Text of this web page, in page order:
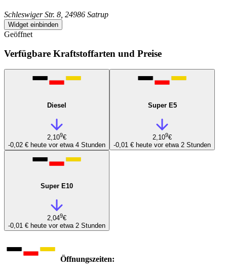
Schleswiger Str. 8, 24986 Satrup
Widget einbinden
Geöffnet
Verfügbare Kraftstoffarten und Preise
Diesel
2,109€
-0,02 € heute vor etwa 4 Stunden
Super E5
2,109€
-0,01 € heute vor etwa 2 Stunden
Super E10
2,049€
-0,01 € heute vor etwa 2 Stunden
Öffnungszeiten: